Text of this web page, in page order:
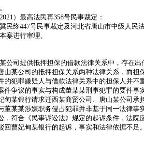
）最高法民再358号民事裁定：
民终447号民事裁定及河北省唐山市中级人民
案进行审理。
公司提供抵押担保的借款法律关系中，存在
山某公司的抵押担保关系两种法律关系，而
犯罪嫌疑人与借款法律关系中的担保人并不
争议的事实与构成董某某刑事犯罪的要件事
甸某银行请求迁西某商贸公司、唐山某公司
某某涉嫌职务侵占犯罪并非基于同一法律事
，符合《民事诉讼法》规定的起诉条件，法院
曹妃甸某银行的起诉，事实和法律依据不足